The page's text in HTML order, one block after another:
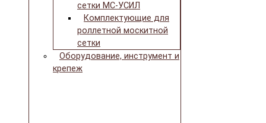
сетки МС-УСИЛ
Комплектующие для
роллетной москитной
сетки
Оборудование, инструмент и
крепеж